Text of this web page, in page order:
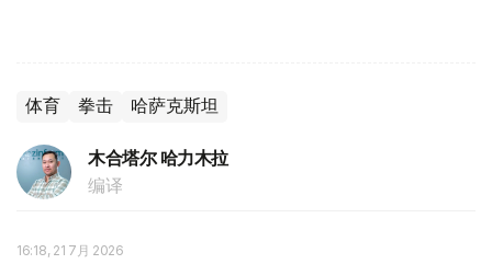
体育 拳击 哈萨克斯坦
木合塔尔 哈力木拉
编译
16:18, 21 7月 2026